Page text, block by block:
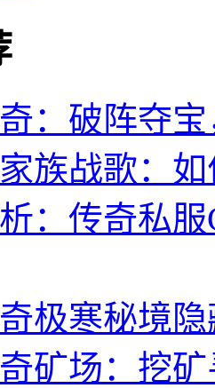
：破阵夺
族战歌：
：传奇私
极寒秘境
矿场：挖